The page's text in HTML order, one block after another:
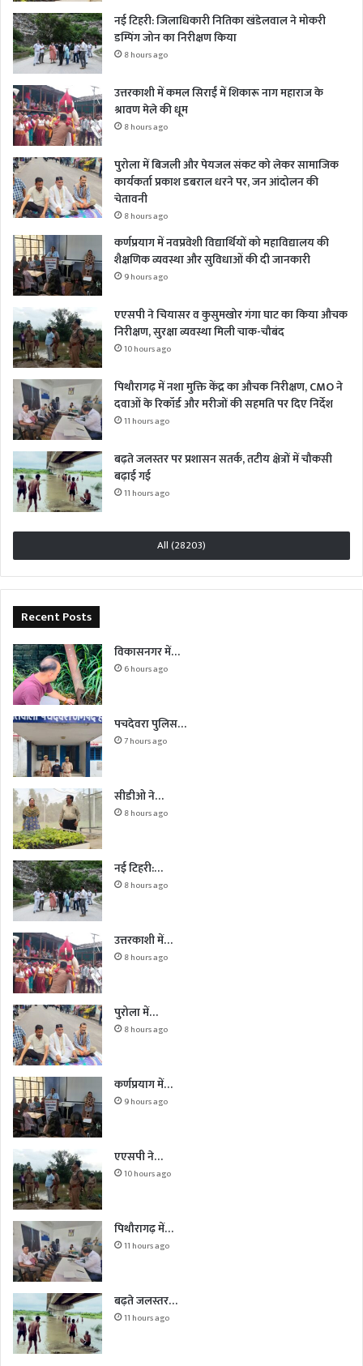
नई टिहरी: जिलाधिकारी नितिका खंडेलवाल ने मोकरी
डम्पिंग जोन का निरीक्षण किया
8 hours ago
उत्तरकाशी में कमल सिराईं में शिकारू नाग महाराज के
श्रावण मेले की धूम
8 hours ago
पुरोला में बिजली और पेयजल संकट को लेकर सामाजिक
कार्यकर्ता प्रकाश डबराल धरने पर, जन आंदोलन की
चेतावनी
8 hours ago
कर्णप्रयाग में नवप्रवेशी विद्यार्थियों को महाविद्यालय की
शैक्षणिक व्यवस्था और सुविधाओं की दी जानकारी
9 hours ago
एएसपी ने चियासर व कुसुमखोर गंगा घाट का किया औचक
निरीक्षण, सुरक्षा व्यवस्था मिली चाक-चौबंद
10 hours ago
पिथौरागढ़ में नशा मुक्ति केंद्र का औचक निरीक्षण, CMO ने
दवाओं के रिकॉर्ड और मरीजों की सहमति पर दिए निर्देश
11 hours ago
बढ़ते जलस्तर पर प्रशासन सतर्क, तटीय क्षेत्रों में चौकसी
बढ़ाई गई
11 hours ago
All (28203)
Recent Posts
विकासनगर में…
6 hours ago
पचदेवरा पुलिस…
7 hours ago
सीडीओ ने…
8 hours ago
नई टिहरी:…
8 hours ago
उत्तरकाशी में…
8 hours ago
पुरोला में…
8 hours ago
कर्णप्रयाग में…
9 hours ago
एएसपी ने…
10 hours ago
पिथौरागढ़ में…
11 hours ago
बढ़ते जलस्तर…
11 hours ago